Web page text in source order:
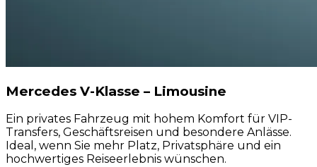
Mercedes V-Klasse – Limousine
Ein privates Fahrzeug mit hohem Komfort für VIP-
Transfers, Geschäftsreisen und besondere Anlässe.
Ideal, wenn Sie mehr Platz, Privatsphäre und ein
hochwertiges Reiseerlebnis wünschen.